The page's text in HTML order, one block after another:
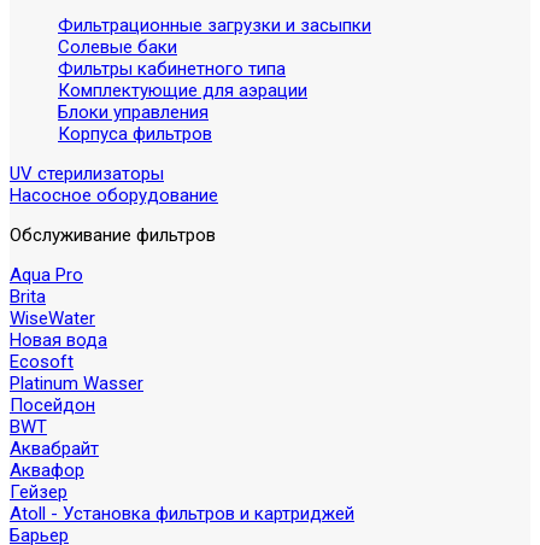
Фильтрационные загрузки и засыпки
Солевые баки
Фильтры кабинетного типа
Комплектующие для аэрации
Блоки управления
Корпуса фильтров
UV стерилизаторы
Насосное оборудование
Обслуживание фильтров
Aqua Pro
Brita
WiseWater
Новая вода
Ecosoft
Platinum Wasser
Посейдон
BWT
Аквабрайт
Аквафор
Гейзер
Atoll - Установка фильтров и картриджей
Барьер